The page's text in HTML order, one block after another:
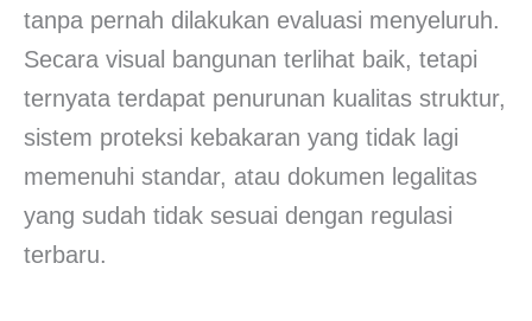
tanpa pernah dilakukan evaluasi menyeluruh.
Secara visual bangunan terlihat baik, tetapi
ternyata terdapat penurunan kualitas struktur,
sistem proteksi kebakaran yang tidak lagi
memenuhi standar, atau dokumen legalitas
yang sudah tidak sesuai dengan regulasi
terbaru.